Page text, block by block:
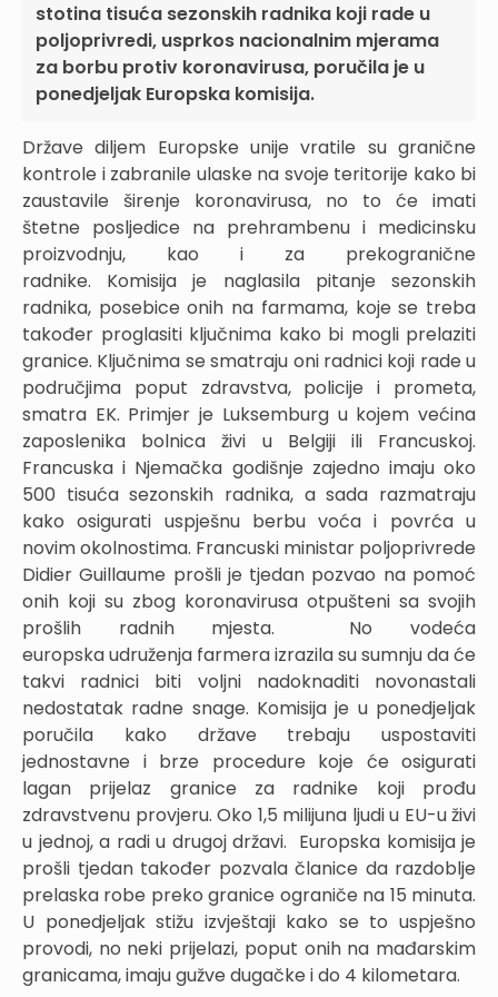
stotina tisuća sezonskih radnika koji rade u
poljoprivredi, usprkos nacionalnim mjerama
za borbu protiv koronavirusa, poručila je u
ponedjeljak Europska komisija.
Države diljem Europske unije vratile su granične
kontrole i zabranile ulaske na svoje teritorije kako bi
zaustavile širenje koronavirusa, no to će imati
štetne posljedice na prehrambenu i medicinsku
proizvodnju, kao i za prekogranične
radnike. Komisija je naglasila pitanje sezonskih
radnika, posebice onih na farmama, koje se treba
također proglasiti ključnima kako bi mogli prelaziti
granice. Ključnima se smatraju oni radnici koji rade u
područjima poput zdravstva, policije i prometa,
smatra EK. Primjer je Luksemburg u kojem većina
zaposlenika bolnica živi u Belgiji ili Francuskoj.
Francuska i Njemačka godišnje zajedno imaju oko
500 tisuća sezonskih radnika, a sada razmatraju
kako osigurati uspješnu berbu voća i povrća u
novim okolnostima. Francuski ministar poljoprivrede
Didier Guillaume prošli je tjedan pozvao na pomoć
onih koji su zbog koronavirusa otpušteni sa svojih
prošlih radnih mjesta. No vodeća
europska udruženja farmera izrazila su sumnju da će
takvi radnici biti voljni nadoknaditi novonastali
nedostatak radne snage. Komisija je u ponedjeljak
poručila kako države trebaju uspostaviti
jednostavne i brze procedure koje će osigurati
lagan prijelaz granice za radnike koji prođu
zdravstvenu provjeru. Oko 1,5 milijuna ljudi u EU-u živi
u jednoj, a radi u drugoj državi. Europska komisija je
prošli tjedan također pozvala članice da razdoblje
prelaska robe preko granice ograniče na 15 minuta.
U ponedjeljak stižu izvještaji kako se to uspješno
provodi, no neki prijelazi, poput onih na mađarskim
granicama, imaju gužve dugačke i do 4 kilometara.